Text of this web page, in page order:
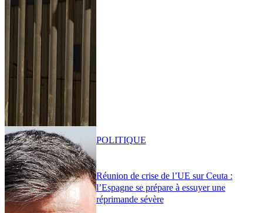
Réunion de crise de l’UE sur Ceuta :
l’Espagne se prépare à essuyer une
réprimande sévère
POLITIQUE